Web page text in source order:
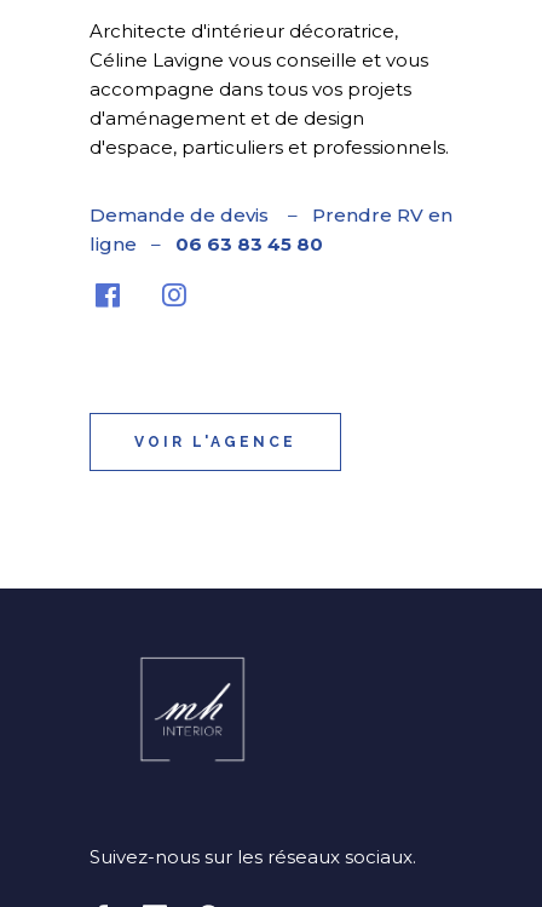
Architecte d'intérieur décoratrice,
Céline Lavigne vous conseille et vous
accompagne dans tous vos projets
d'aménagement et de design
d'espace, particuliers et professionnels.
Demande de devis – Prendre RV en
ligne – 06 63 83 45 80
VOIR L'AGENCE
Suivez-nous sur les réseaux sociaux.